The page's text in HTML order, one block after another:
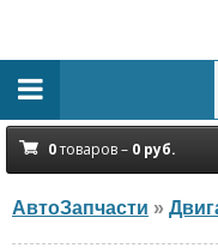
0товаров – 0 руб.
АвтоЗапчасти »